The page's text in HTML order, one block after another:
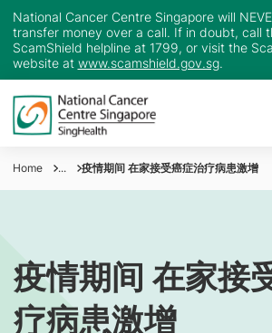
National Cancer Centre Singapore will
transfer money over a call. If in doubt, call
ScamShield helpline at 1799, or visit the
website at www.scamshield.gov.sg.
Home ... 疫情期间 在家接受癌症治疗病患激增
疫情期间 在家接
疗病患激增